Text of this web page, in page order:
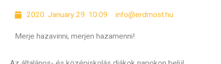
2020. January 29. 10:09 info@erdmost.hu
Merje hazavinni, merjen hazamenni!